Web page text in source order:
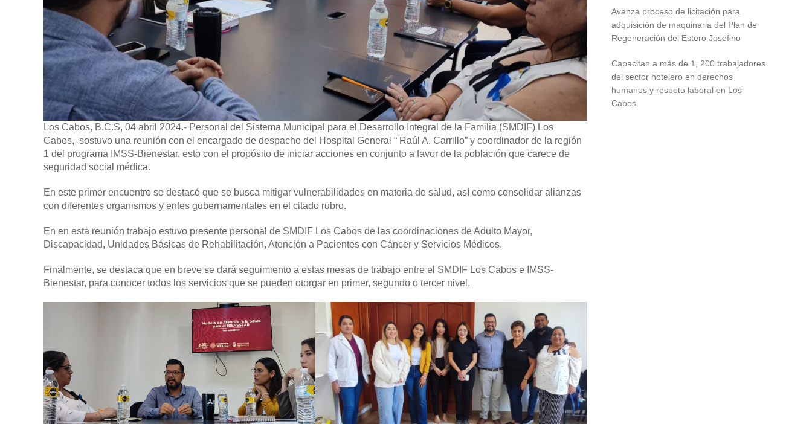
Los Cabos, B.C.S, 04 abril 2024.- Personal del Sistema Municipal para el Desarrollo Integral de la Familia (SMDIF) Los
Cabos, sostuvo una reunión con el encargado de despacho del Hospital General “ Raúl A. Carrillo” y coordinador de la región
1 del programa IMSS-Bienestar, esto con el propósito de iniciar acciones en conjunto a favor de la población que carece de
seguridad social médica.
En este primer encuentro se destacó que se busca mitigar vulnerabilidades en materia de salud, así como consolidar alianzas
con diferentes organismos y entes gubernamentales en el citado rubro.
En en esta reunión trabajo estuvo presente personal de SMDIF Los Cabos de las coordinaciones de Adulto Mayor,
Discapacidad, Unidades Básicas de Rehabilitación, Atención a Pacientes con Cáncer y Servicios Médicos.
Finalmente, se destaca que en breve se dará seguimiento a estas mesas de trabajo entre el SMDIF Los Cabos e IMSS-
Bienestar, para conocer todos los servicios que se pueden otorgar en primer, segundo o tercer nivel.
Avanza proceso de licitación para
adquisición de maquinaria del Plan de
Regeneración del Estero Josefino
Capacitan a más de 1, 200 trabajadores
del sector hotelero en derechos
humanos y respeto laboral en Los
Cabos